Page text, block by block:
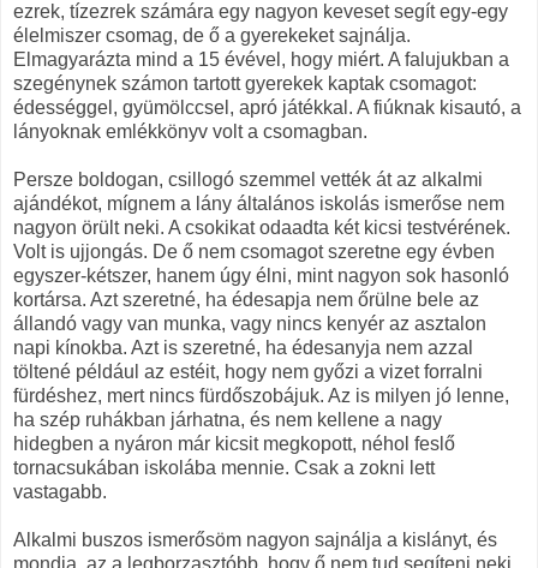
ezrek, tízezrek számára egy nagyon keveset segít egy-egy
élelmiszer csomag, de ő a gyerekeket sajnálja.
Elmagyarázta mind a 15 évével, hogy miért. A falujukban a
szegénynek számon tartott gyerekek kaptak csomagot:
édességgel, gyümölccsel, apró játékkal. A fiúknak kisautó, a
lányoknak emlékkönyv volt a csomagban.
Persze boldogan, csillogó szemmel vették át az alkalmi
ajándékot, mígnem a lány általános iskolás ismerőse nem
nagyon örült neki. A csokikat odaadta két kicsi testvérének.
Volt is ujjongás. De ő nem csomagot szeretne egy évben
egyszer-kétszer, hanem úgy élni, mint nagyon sok hasonló
kortársa. Azt szeretné, ha édesapja nem őrülne bele az
állandó vagy van munka, vagy nincs kenyér az asztalon
napi kínokba. Azt is szeretné, ha édesanyja nem azzal
töltené például az estéit, hogy nem győzi a vizet forralni
fürdéshez, mert nincs fürdőszobájuk. Az is milyen jó lenne,
ha szép ruhákban járhatna, és nem kellene a nagy
hidegben a nyáron már kicsit megkopott, néhol feslő
tornacsukában iskolába mennie. Csak a zokni lett
vastagabb.
Alkalmi buszos ismerősöm nagyon sajnálja a kislányt, és